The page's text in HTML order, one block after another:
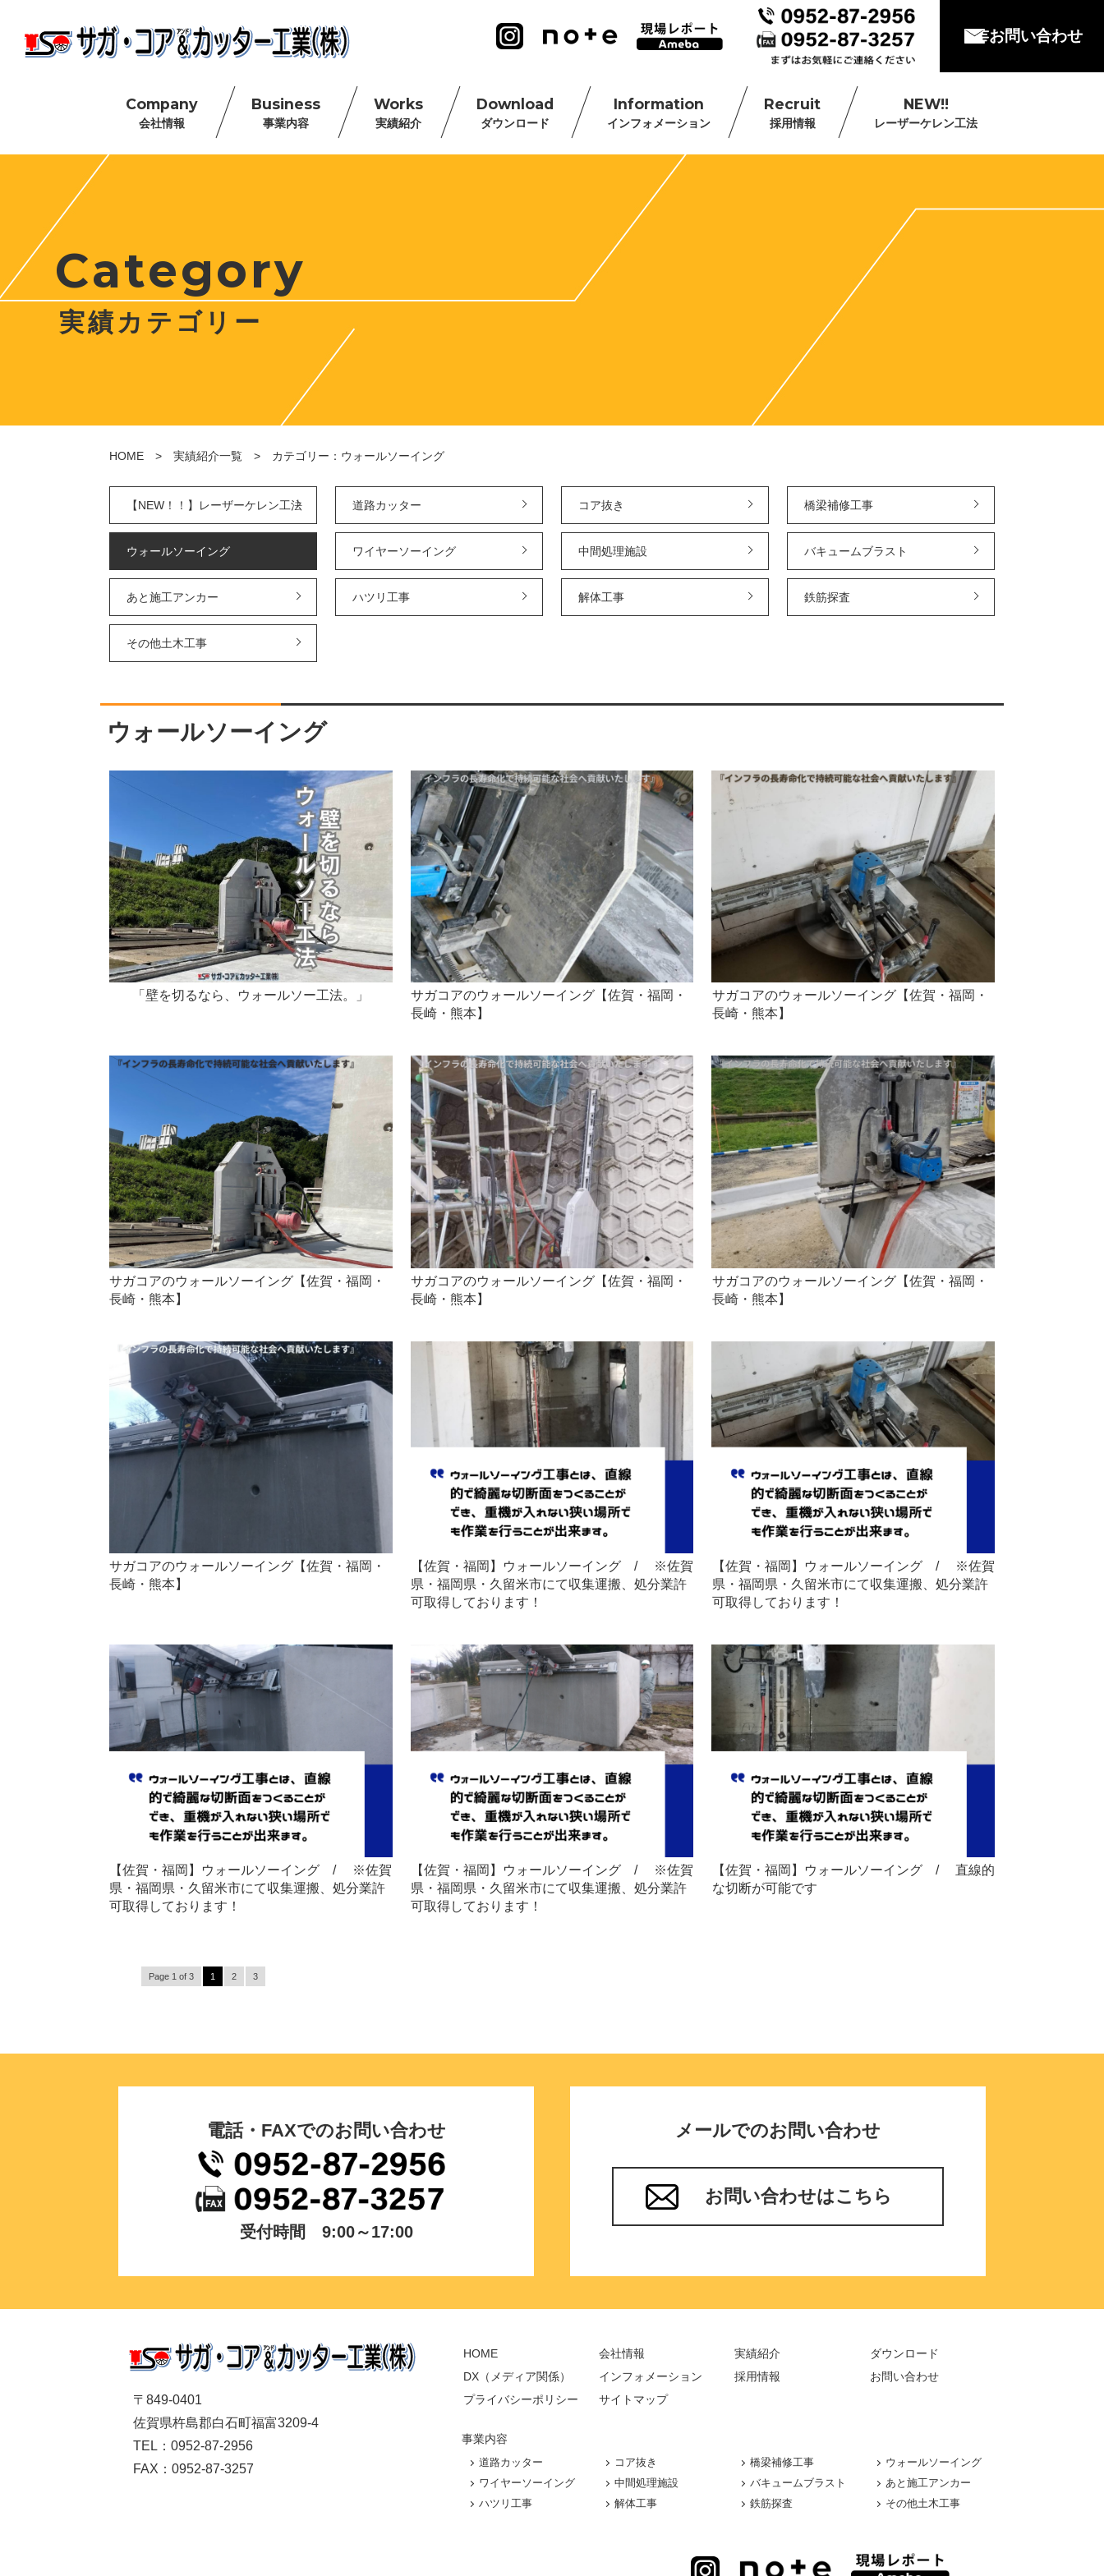
お問い合わせ
Company
会社情報
Business
事業内容
Works
実績紹介
Download
ダウンロード
Information
インフォメーション
Recruit
採用情報
NEW!!
レーザーケレン工法
Category
実績カテゴリー
HOME > 実績紹介一覧 > カテゴリー：ウォールソーイング
【NEW！！】レーザーケレン工法 道路カッター コア抜き 橋梁補修工事
ウォールソーイング ワイヤーソーイング 中間処理施設 バキュームブラスト
あと施工アンカー ハツリ工事 解体工事 鉄筋探査
その他土木工事
ウォールソーイング
「壁を切るなら、ウォールソー工法。」
サガコアのウォールソーイング【佐賀・福岡・
長崎・熊本】
サガコアのウォールソーイング【佐賀・福岡・
長崎・熊本】
サガコアのウォールソーイング【佐賀・福岡・
長崎・熊本】
サガコアのウォールソーイング【佐賀・福岡・
長崎・熊本】
サガコアのウォールソーイング【佐賀・福岡・
長崎・熊本】
サガコアのウォールソーイング【佐賀・福岡・
長崎・熊本】
【佐賀・福岡】ウォールソーイング / ※佐賀
県・福岡県・久留米市にて収集運搬、処分業許
可取得しております！
【佐賀・福岡】ウォールソーイング / ※佐賀
県・福岡県・久留米市にて収集運搬、処分業許
可取得しております！
【佐賀・福岡】ウォールソーイング / ※佐賀
県・福岡県・久留米市にて収集運搬、処分業許
可取得しております！
【佐賀・福岡】ウォールソーイング / ※佐賀
県・福岡県・久留米市にて収集運搬、処分業許
可取得しております！
【佐賀・福岡】ウォールソーイング / 直線的
な切断が可能です
Page 1 of 3 1 2 3
電話・FAXでのお問い合わせ
受付時間 9:00～17:00
メールでのお問い合わせ
お問い合わせはこちら
〒849-0401
佐賀県杵島郡白石町福富3209-4
TEL：0952-87-2956
FAX：0952-87-3257
HOME 会社情報 実績紹介
ダウンロード
DX（メディア関係）
インフォメーション 採用情報
お問い合わせ
プライバシーポリシー
サイトマップ
事業内容
道路カッター コア抜き 橋梁補修工事
ウォールソーイング
ワイヤーソーイング
中間処理施設 バキュームブラスト
あと施工アンカー
ハツリ工事
解体工事 鉄筋探査 その他土木工事